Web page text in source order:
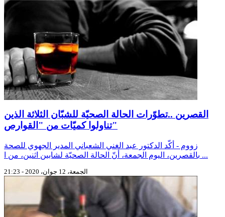
القصرين ..تطوّرات الحالة الصحيّة للشبّان الثلاثة الذين
تناولوا كميّات من "القوارص"
زووم - أكّد الدكتور عبد الغني الشعباني المدير الجهوي للصحة
بالقصرين، اليوم الجمعة، أنّ الحالة الصحيّة لشابين اثنين، من ا ...
الجمعة، 12 جوان، 2020 - 21:23